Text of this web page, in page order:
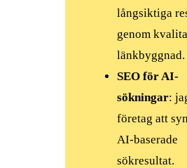
långsiktiga
genom
länkbyggnad.
SEO för AI-
sökningar:
företag att
AI-baserade
sökresultat.